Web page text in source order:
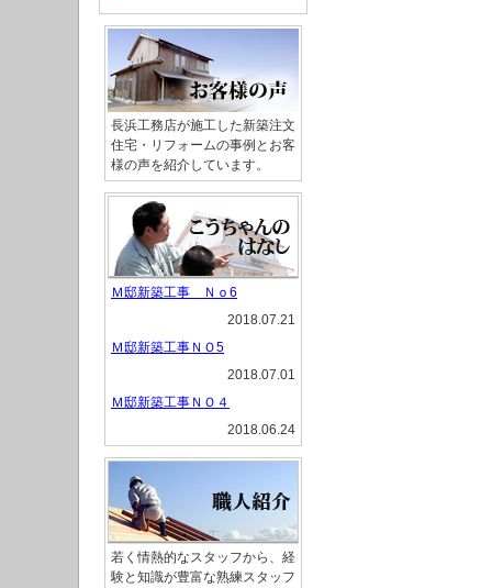
長浜工務店が施工した新築注文
住宅・リフォームの事例とお客
様の声を紹介しています。
Ｍ邸新築工事 Ｎｏ6
2018.07.21
Ｍ邸新築工事ＮＯ5
2018.07.01
Ｍ邸新築工事ＮＯ４
2018.06.24
若く情熱的なスタッフから、経
験と知識が豊富な熟練スタッフ